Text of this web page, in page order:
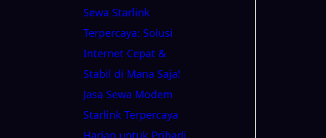
Sewa Starlink
Terpercaya: Solusi
Internet Cepat &
Stabil di Mana Saja!
Jasa Sewa Modem
Starlink Terpercaya
Harian untuk Pribadi